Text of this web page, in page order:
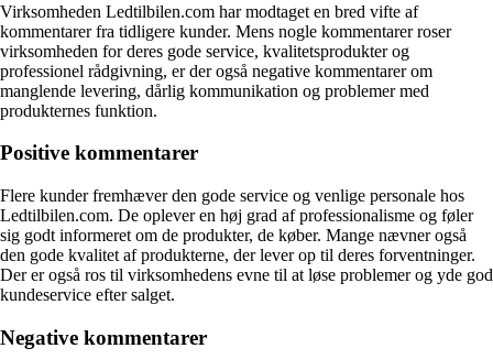
Virksomheden Ledtilbilen.com har modtaget en bred vifte af
kommentarer fra tidligere kunder. Mens nogle kommentarer roser
virksomheden for deres gode service, kvalitetsprodukter og
professionel rådgivning, er der også negative kommentarer om
manglende levering, dårlig kommunikation og problemer med
produkternes funktion.
Positive kommentarer
Flere kunder fremhæver den gode service og venlige personale hos
Ledtilbilen.com. De oplever en høj grad af professionalisme og føler
sig godt informeret om de produkter, de køber. Mange nævner også
den gode kvalitet af produkterne, der lever op til deres forventninger.
Der er også ros til virksomhedens evne til at løse problemer og yde god
kundeservice efter salget.
Negative kommentarer